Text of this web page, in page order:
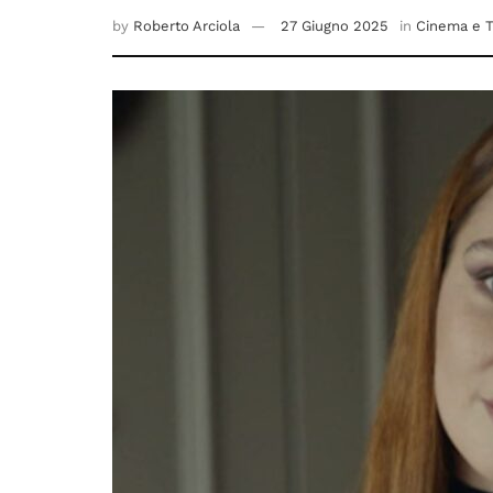
by Roberto Arciola 27 Giugno 2025 in Cinema e